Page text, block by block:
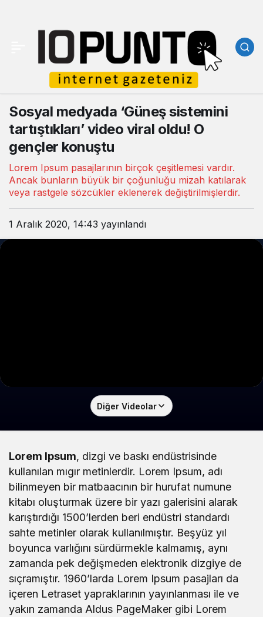
Sosyal medyada ‘Güneş sistemini
tartıştıkları’ video viral oldu! O
gençler konuştu
Lorem Ipsum pasajlarının birçok çeşitlemesi vardır.
Ancak bunların büyük bir çoğunluğu mizah katılarak
veya rastgele sözcükler eklenerek değiştirilmişlerdir.
1 Aralık 2020, 14:43 yayınlandı
Diğer Videolar
Lorem Ipsum, dizgi ve baskı endüstrisinde
kullanılan mıgır metinlerdir. Lorem Ipsum, adı
bilinmeyen bir matbaacının bir hurufat numune
kitabı oluşturmak üzere bir yazı galerisini alarak
karıştırdığı 1500’lerden beri endüstri standardı
sahte metinler olarak kullanılmıştır. Beşyüz yıl
boyunca varlığını sürdürmekle kalmamış, aynı
zamanda pek değişmeden elektronik dizgiye de
sıçramıştır. 1960’larda Lorem Ipsum pasajları da
içeren Letraset yapraklarının yayınlanması ile ve
yakın zamanda Aldus PageMaker gibi Lorem